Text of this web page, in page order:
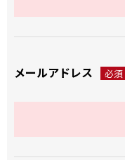
メールアドレス 必須